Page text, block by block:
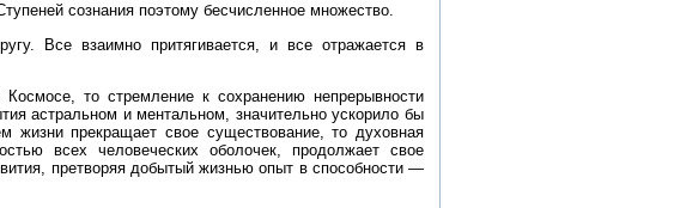
сознания поэтому бесчисленное множество.
Все взаимно притягивается, и все отражается в
то стремление к сохранению непрерывности
астральном и ментальном, значительно ускорило бы
прекращает свое существование, то духовная
всех человеческих оболочек, продолжает свое
претворяя добытый жизнью опыт в способности —